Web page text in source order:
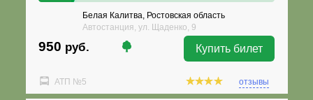
Белая Калитва, Ростовская область
Автостанция, ул. Щаденко, 9
950 руб. Купить билет
АТП №5 отзывы